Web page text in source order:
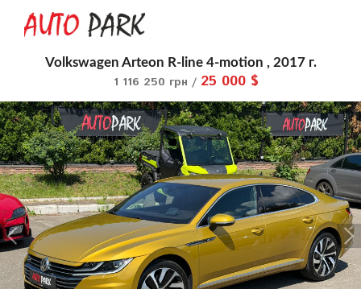
Volkswagen Arteon R-line 4-motion , 2017 г.
1 116 250 грн / 25 000 $